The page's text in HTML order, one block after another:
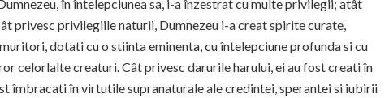
în întelepciunea sa, i-a înzestrat cu multe privilegii; atât
privesc privilegiile naturii, Dumnezeu i-a creat spirite curate,
dotati cu o stiinta eminenta, cu întelepciune profunda si cu
celorlalte creaturi. Cât privesc darurile harului, ei au fost creati în
îmbracati în virtutile supranaturale ale credintei, sperantei si iubirii